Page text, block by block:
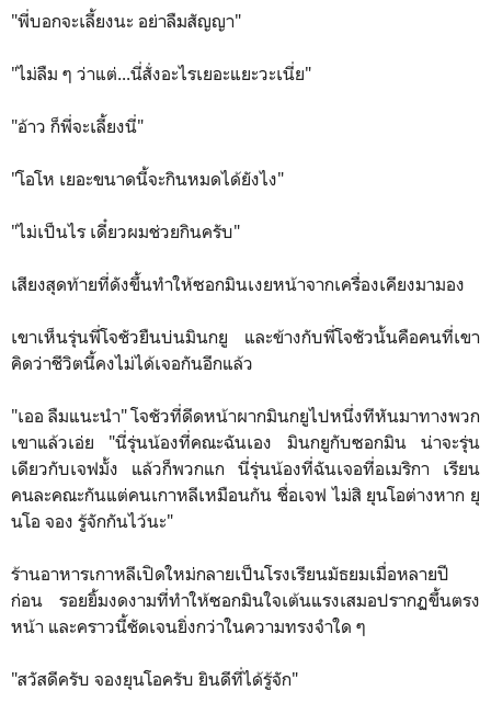
"พี่บอกจะเลี้ยงนะ อย่าลืมสัญญา"
"ไม่ลืม ๆ ว่าแต่...นี่สั่งอะไรเยอะแยะวะเนี่ย"
"อ้าว ก็พี่จะเลี้ยงนี่"
"โอโห เยอะขนาดนี้จะกินหมดได้ยังไง"
"ไม่เป็นไร เดี๋ยวผมช่วยกินครับ"
เสียงสุดท้ายที่ดังขึ้นทำให้ซอกมินเงยหน้าจากเครื่องเคียงมามอง
เขาเห็นรุ่นพี่โจชัวยืนบ่นมินกยู และข้างกับพี่โจชัวนั้นคือคนที่เขา
คิดว่าชีวิตนี้คงไม่ได้เจอกันอีกแล้ว
"เออ ลืมแนะนำ" โจชัวที่ดีดหน้าผากมินกยูไปหนึ่งทีหันมาทางพวก
เขาแล้วเอ่ย "นี่รุ่นน้องที่คณะฉันเอง มินกยูกับซอกมิน น่าจะรุ่น
เดียวกับเจฟมั้ง แล้วก็พวกแก นี่รุ่นน้องที่ฉันเจอที่อเมริกา เรียน
คนละคณะกันแต่คนเกาหลีเหมือนกัน ชื่อเจฟ ไม่สิ ยุนโอต่างหาก ยุ
นโอ จอง รู้จักกันไว้นะ"
ร้านอาหารเกาหลีเปิดใหม่กลายเป็นโรงเรียนมัธยมเมื่อหลายปี
ก่อน รอยยิ้มงดงามที่ทำให้ซอกมินใจเต้นแรงเสมอปรากฏขึ้นตรง
หน้า และคราวนี้ชัดเจนยิ่งกว่าในความทรงจำใด ๆ
"สวัสดีครับ จองยุนโอครับ ยินดีที่ได้รู้จัก"